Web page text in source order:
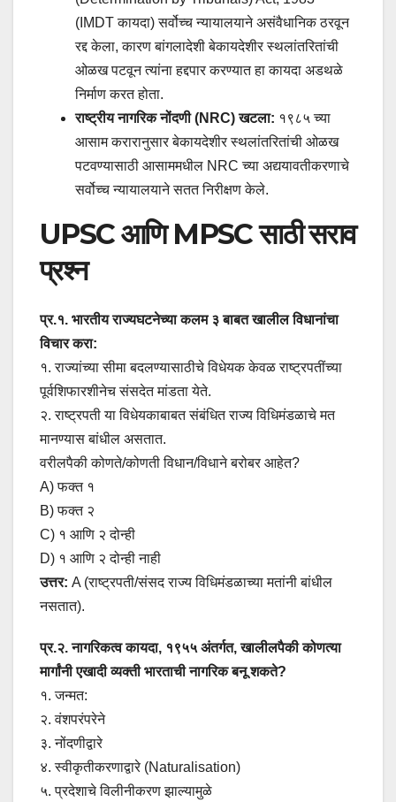
(IMDT कायदा) सर्वोच्च न्यायालयाने असंवैधानिक ठरवून
रद्द केला, कारण बांगलादेशी बेकायदेशीर स्थलांतरितांची
ओळख पटवून त्यांना हद्दपार करण्यात हा कायदा अडथळे
निर्माण करत होता.
राष्ट्रीय नागरिक नोंदणी (NRC) खटला: १९८५ च्या
आसाम करारानुसार बेकायदेशीर स्थलांतरितांची ओळख
पटवण्यासाठी आसाममधील NRC च्या अद्ययावतीकरणाचे
सर्वोच्च न्यायालयाने सतत निरीक्षण केले.
UPSC आणि MPSC साठी सराव
प्रश्न
प्र.१. भारतीय राज्यघटनेच्या कलम ३ बाबत खालील विधानांचा
विचार करा:
१. राज्यांच्या सीमा बदलण्यासाठीचे विधेयक केवळ राष्ट्रपतींच्या
पूर्वशिफारशीनेच संसदेत मांडता येते.
२. राष्ट्रपती या विधेयकाबाबत संबंधित राज्य विधिमंडळाचे मत
मानण्यास बांधील असतात.
वरीलपैकी कोणते/कोणती विधान/विधाने बरोबर आहेत?
A) फक्त १
B) फक्त २
C) १ आणि २ दोन्ही
D) १ आणि २ दोन्ही नाही
उत्तर: A (राष्ट्रपती/संसद राज्य विधिमंडळाच्या मतांनी बांधील
नसतात).
प्र.२. नागरिकत्व कायदा, १९५५ अंतर्गत, खालीलपैकी कोणत्या
मार्गांनी एखादी व्यक्ती भारताची नागरिक बनू शकते?
१. जन्मत:
२. वंशपरंपरेने
३. नोंदणीद्वारे
४. स्वीकृतीकरणाद्वारे (Naturalisation)
५. प्रदेशाचे विलीनीकरण झाल्यामुळे